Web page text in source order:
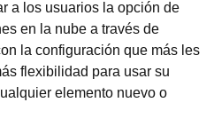
a los usuarios la opción de
en la nube a través de
la configuración que más les
flexibilidad para usar su
elemento nuevo o